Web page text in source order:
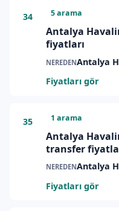
34 5 arama
Antalya
fiyatları
NEREDENAntalya
Fiyatları gör
35 1 arama
Antalya
transfer
NEREDENAntalya
Fiyatları gör